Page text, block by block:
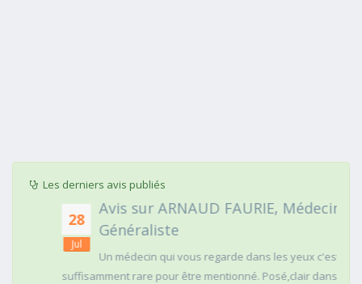
Les derniers avis publiés
Avis sur ARNAUD FAURIE, Médecin
Généraliste
Un médecin qui vous regarde dans les yeux c'est
suffisamment rare pour être mentionné. Posé,clair dans